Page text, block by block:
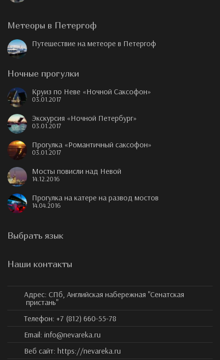
Метеоры в Петергоф
Путешествие на метеоре в Петергоф
Ночные прогулки
Круиз по Неве «Ночной Саксофон»
03.01.2017
Экскурсия «Ночной Петербург»
03.01.2017
Прогулка «Романтичный саксофон»
03.01.2017
Мосты повисли над Невой
14.12.2016
Прогулка на катере на развод мостов
14.04.2016
Выбрать язык
Наши контакты
Адрес: СПб, Английская набережная "Сенатская
пристань"
Телефон: +7 (812) 660-55-78
Email: info@nevareka.ru
Веб сайт: https://nevareka.ru